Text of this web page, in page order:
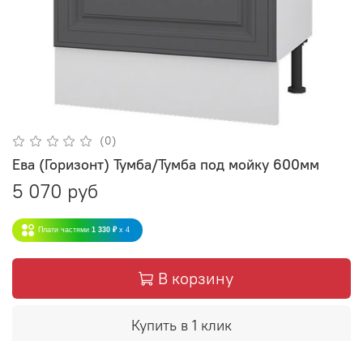
(0)
Ева (Горизонт) Тумба/Тумба под мойку 600мм
5 070 руб
Плати частями 1 330 ₽ x 4
В корзину
Купить в 1 клик